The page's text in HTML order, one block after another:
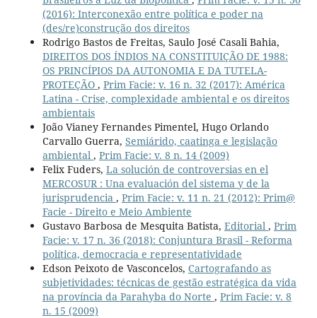
(2016): Interconexão entre política e poder na
(des/re)construção dos direitos
Rodrigo Bastos de Freitas, Saulo José Casali Bahia,
DIREITOS DOS ÍNDIOS NA CONSTITUIÇÃO DE 1988:
OS PRINCÍPIOS DA AUTONOMIA E DA TUTELA-
PROTEÇÃO , Prim Facie: v. 16 n. 32 (2017): América
Latina - Crise, complexidade ambiental e os direitos
ambientais
João Vianey Fernandes Pimentel, Hugo Orlando
Carvallo Guerra, Semiárido, caatinga e legislação
ambiental , Prim Facie: v. 8 n. 14 (2009)
Felix Fuders, La solución de controversias en el
MERCOSUR : Una evaluación del sistema y de la
jurisprudencia , Prim Facie: v. 11 n. 21 (2012): Prim@
Facie - Direito e Meio Ambiente
Gustavo Barbosa de Mesquita Batista, Editorial , Prim
Facie: v. 17 n. 36 (2018): Conjuntura Brasil - Reforma
política, democracia e representatividade
Edson Peixoto de Vasconcelos, Cartografando as
subjetividades: técnicas de gestão estratégica da vida
na província da Parahyba do Norte , Prim Facie: v. 8
n. 15 (2009)